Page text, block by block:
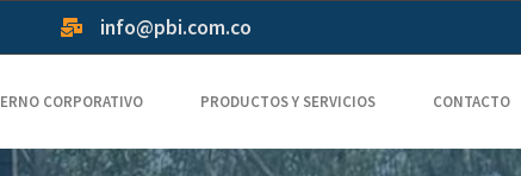
info@pbi.com.co
CORPORATIVO PRODUCTOS Y SERVICIOS CONTACTO